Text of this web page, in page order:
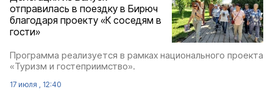
отправилась в поездку в Бирюч
благодаря проекту «К соседям в
гости»
Программа реализуется в рамках национального проекта
«Туризм и гостеприимство».
17 июля , 12:40